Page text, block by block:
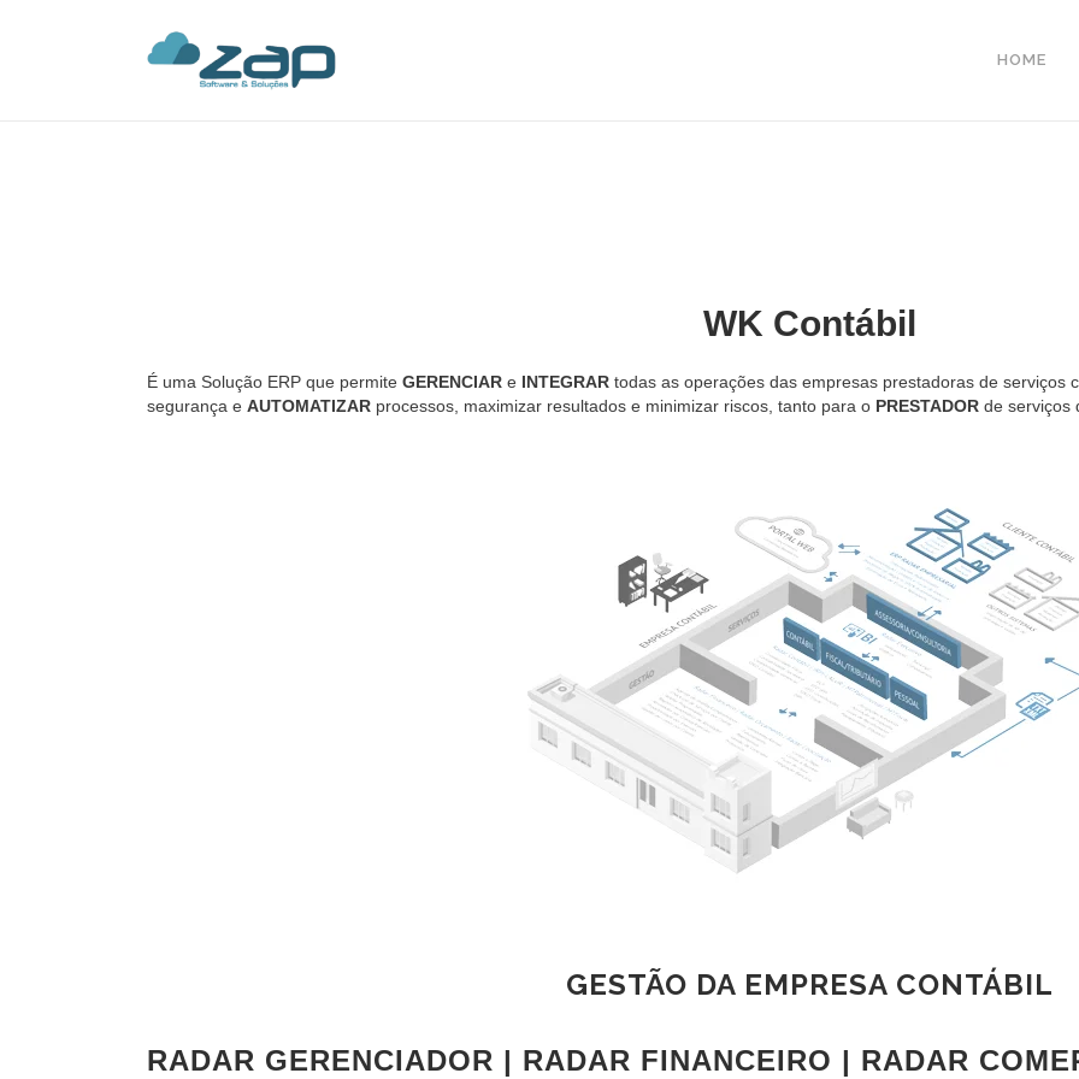
HOME
WK Contábil
É uma Solução ERP que permite GERENCIAR e INTEGRAR todas as operações das empresas prestadoras de serviços
segurança e AUTOMATIZAR processos, maximizar resultados e minimizar riscos, tanto para o PRESTADOR de serviços
GESTÃO DA EMPRESA CONTÁBIL
RADAR GERENCIADOR | RADAR FINANCEIRO | RADAR